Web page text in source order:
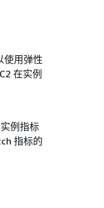
使用弹性
在实例
例指标
指标的